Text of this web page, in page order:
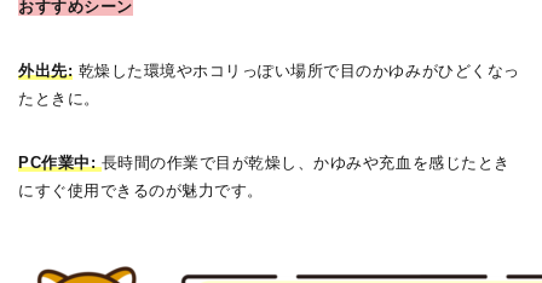
おすすめシーン
外出先: 乾燥した環境やホコリっぽい場所で目のかゆみがひどくなっ
たときに。
PC作業中: 長時間の作業で目が乾燥し、かゆみや充血を感じたとき
にすぐ使用できるのが魅力です。